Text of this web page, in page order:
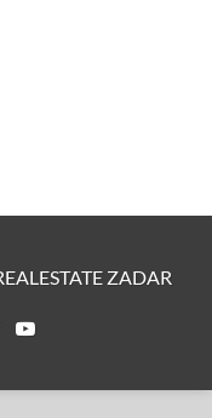
ZADAR